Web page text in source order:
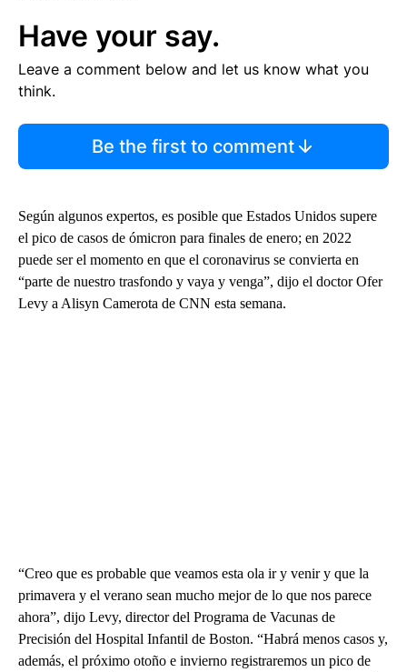
Have your say.
Leave a comment below and let us know what you
think.
Be the first to comment
Según algunos expertos, es posible que Estados Unidos supere
el pico de casos de ómicron para finales de enero; en 2022
puede ser el momento en que el coronavirus se convierta en
“parte de nuestro trasfondo y vaya y venga”, dijo el doctor Ofer
Levy a Alisyn Camerota de CNN esta semana.
“Creo que es probable que veamos esta ola ir y venir y que la
primavera y el verano sean mucho mejor de lo que nos parece
ahora”, dijo Levy, director del Programa de Vacunas de
Precisión del Hospital Infantil de Boston. “Habrá menos casos y,
además, el próximo otoño e invierno registraremos un pico de